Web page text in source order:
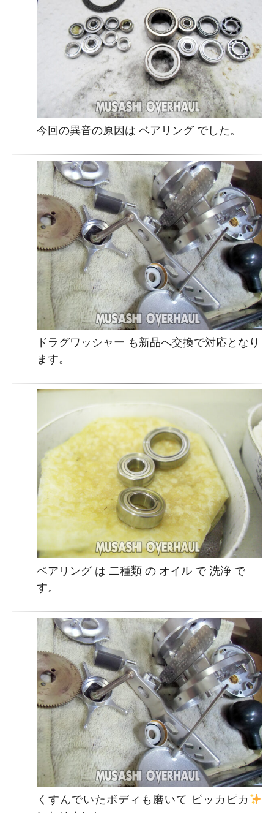
今回の異音の原因は ベアリング でした。
ドラグワッシャー も新品へ交換で対応となり
ます。
ベアリング は 二種類 の オイル で 洗浄 で
す。
くすんでいたボディも磨いて ピッカピカ